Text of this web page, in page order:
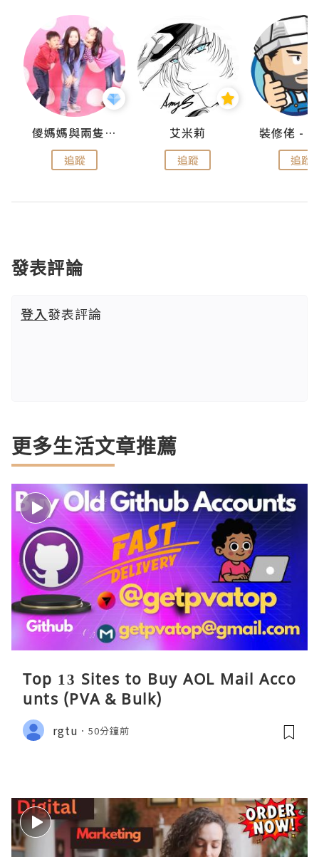
儍媽媽與兩隻小魔怪之家
追蹤
艾米莉
追蹤 追蹤
發表評論
登入發表評論
更多生活文章推薦
Top 13 Sites to Buy AOL Mail Acco
unts (PVA & Bulk)
rgtu 50分鐘前